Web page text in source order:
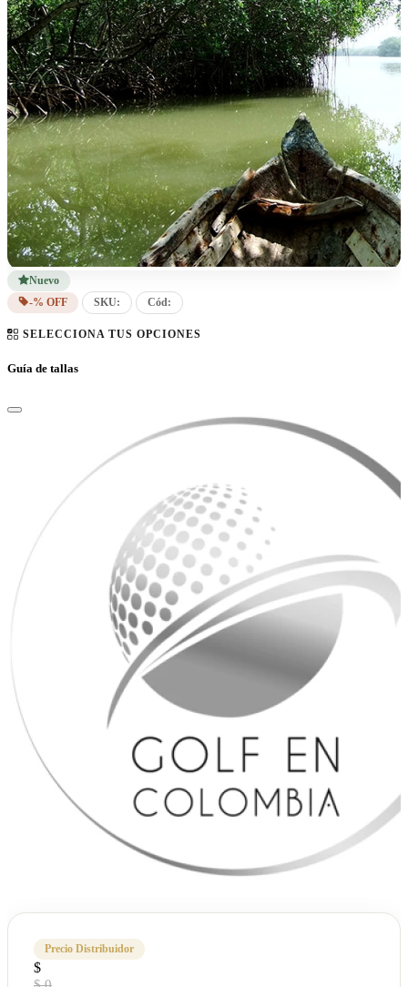
Nuevo
-% OFF
SKU: Cód:
SELECCIONA TUS OPCIONES
Guía de tallas
Precio Distribuidor
$
$ 0